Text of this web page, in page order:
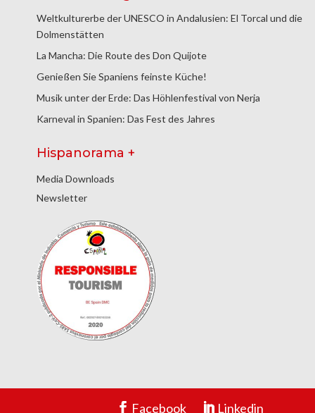
Weltkulturerbe der UNESCO in Andalusien: El Torcal und die
Dolmenstätten
La Mancha: Die Route des Don Quijote
Genießen Sie Spaniens feinste Küche!
Musik unter der Erde: Das Höhlenfestival von Nerja
Karneval in Spanien: Das Fest des Jahres
Hispanorama +
Media Downloads
Newsletter
Facebook Linkedin